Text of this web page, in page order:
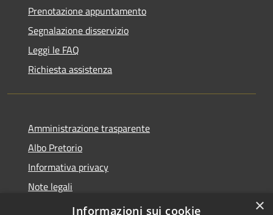
Prenotazione appuntamento
Segnalazione disservizio
Leggi le FAQ
Richiesta assistenza
Amministrazione trasparente
Albo Pretorio
Informativa privacy
Note legali
Dichiarazione di accessibilità
×
Informazioni sui cookie